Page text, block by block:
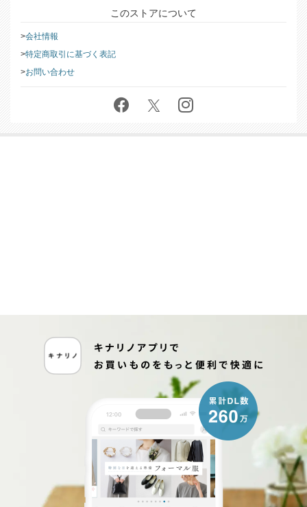
このストアについて
会社情報
特定商取引に基づく表記
お問い合わせ